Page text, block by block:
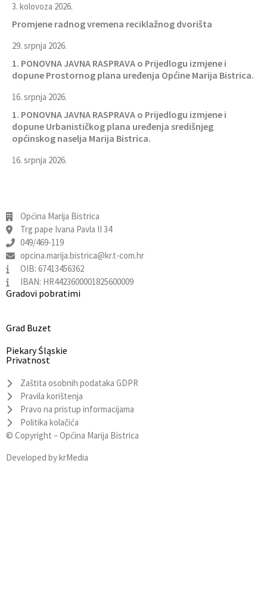
3. kolovoza 2026.
Promjene radnog vremena reciklažnog dvorišta
29. srpnja 2026.
1. PONOVNA JAVNA RASPRAVA o Prijedlogu izmjene i
dopune Prostornog plana uređenja Općine Marija Bistrica.
16. srpnja 2026.
1. PONOVNA JAVNA RASPRAVA o Prijedlogu izmjene i
dopune Urbanističkog plana uređenja središnjeg
općinskog naselja Marija Bistrica.
16. srpnja 2026.
Općina Marija Bistrica
Trg pape Ivana Pavla II 34
049/469-119
opcina.marija.bistrica@kr.t-com.hr
OIB: 67413456362
IBAN: HR4423600001825600009
Gradovi pobratimi
Grad Buzet
Piekary Śląskie
Privatnost
Zaštita osobnih podataka GDPR
Pravila korištenja
Pravo na pristup informacijama
Politika kolačića
© Copyright –Općina Marija Bistrica
Developed bykrMedia